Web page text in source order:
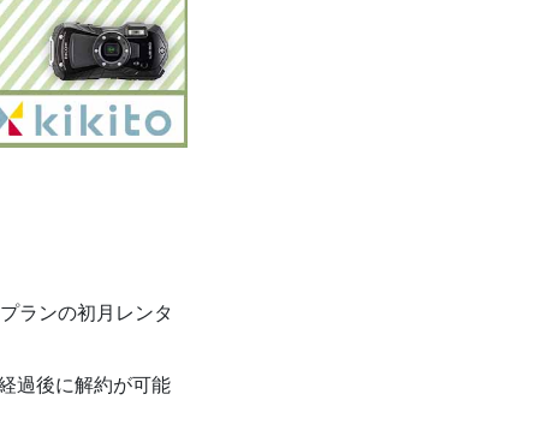
ランの初月レンタ
過後に解約が可能